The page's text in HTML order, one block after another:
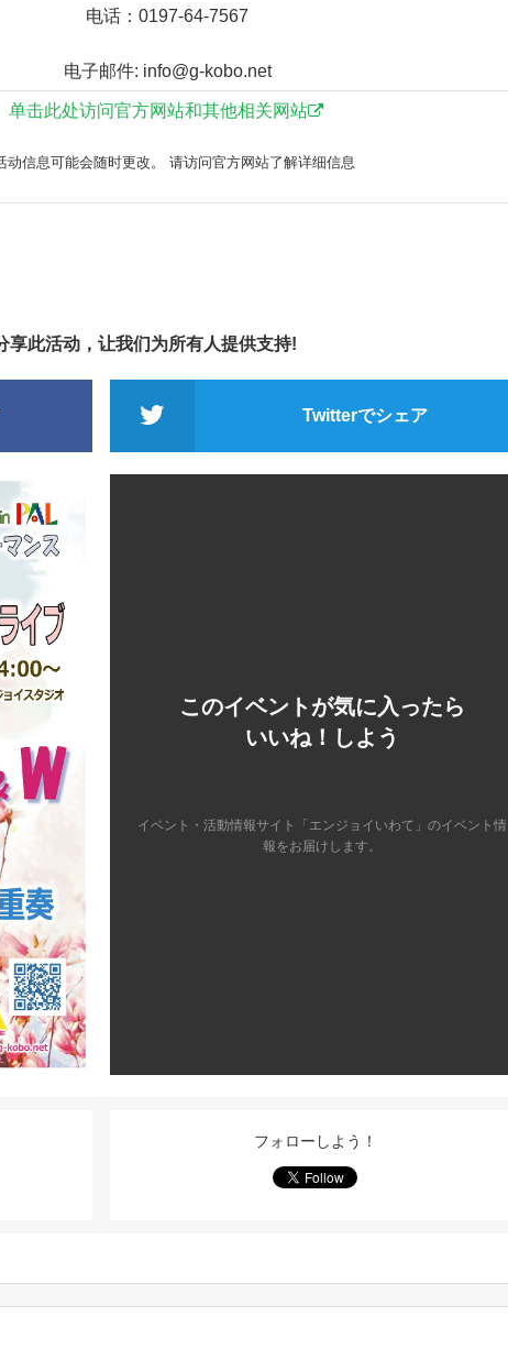
电话：0197-64-7567
电子邮件: info@g-kobo.net
单击此处访问官方网站和其他相关网站
动信息可能会随时更改。 请访问官方网站了解详细信息
享此活动，让我们为所有人提供支持!
Twitterでシェア
このイベントが気に入ったら
いいね！しよう
イベント・活動情報サイト「エンジョイいわて」のイベント情
報をお届けします。
フォローしよう！